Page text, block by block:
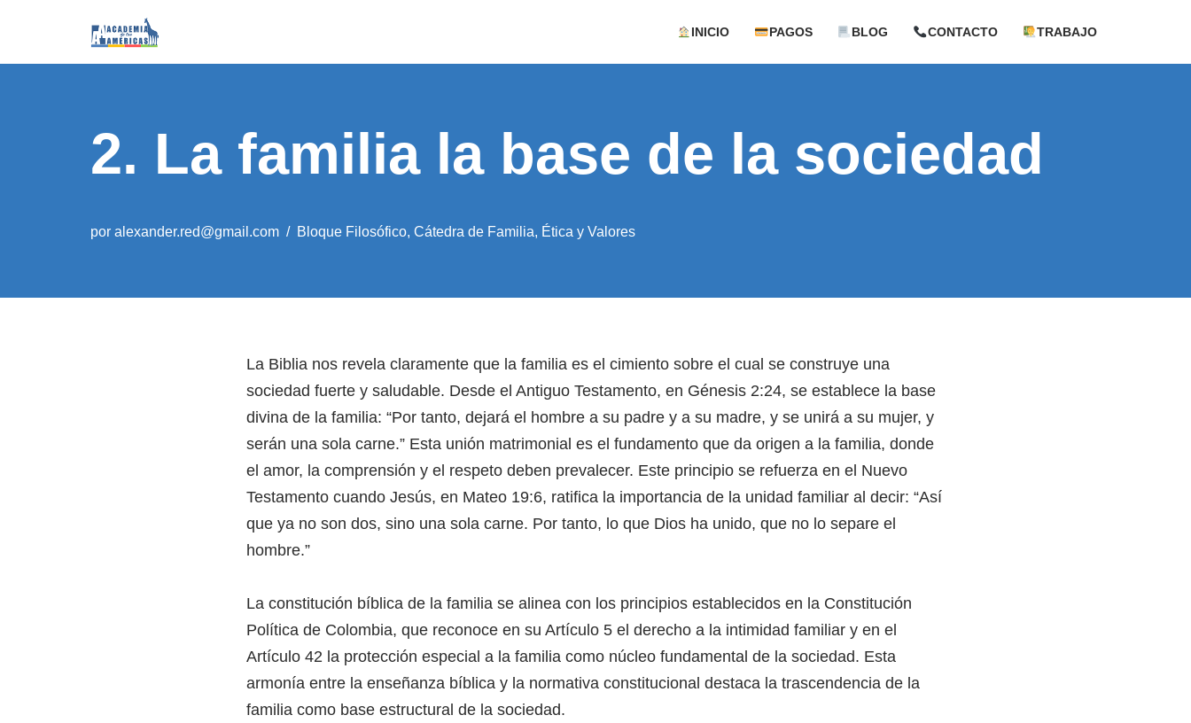
INICIO PAGOS BLOG CONTACTO TRABAJO
2. La familia la base de la sociedad
por alexander.red@gmail.com Bloque Filosófico, Cátedra de Familia, Ética y Valores
La Biblia nos revela claramente que la familia es el cimiento sobre el cual se construye una
sociedad fuerte y saludable. Desde el Antiguo Testamento, en Génesis 2:24, se establece la base
divina de la familia: “Por tanto, dejará el hombre a su padre y a su madre, y se unirá a su mujer, y
serán una sola carne.” Esta unión matrimonial es el fundamento que da origen a la familia, donde
el amor, la comprensión y el respeto deben prevalecer. Este principio se refuerza en el Nuevo
Testamento cuando Jesús, en Mateo 19:6, ratifica la importancia de la unidad familiar al decir: “Así
que ya no son dos, sino una sola carne. Por tanto, lo que Dios ha unido, que no lo separe el
hombre.”
La constitución bíblica de la familia se alinea con los principios establecidos en la Constitución
Política de Colombia, que reconoce en su Artículo 5 el derecho a la intimidad familiar y en el
Artículo 42 la protección especial a la familia como núcleo fundamental de la sociedad. Esta
armonía entre la enseñanza bíblica y la normativa constitucional destaca la trascendencia de la
familia como base estructural de la sociedad.